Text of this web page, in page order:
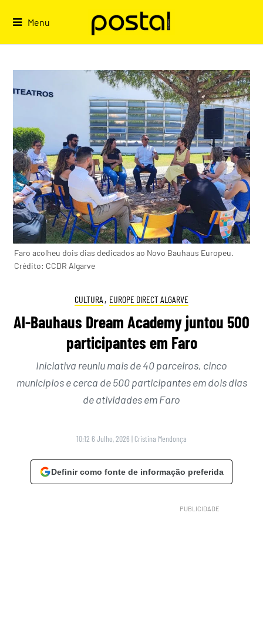
Menu
Faro acolheu dois dias dedicados ao Novo Bauhaus Europeu.
Crédito: CCDR Algarve
CULTURA , EUROPE DIRECT ALGARVE
Al-Bauhaus Dream Academy juntou 500
participantes em Faro
Iniciativa reuniu mais de 40 parceiros, cinco
municípios e cerca de 500 participantes em dois dias
de atividades em Faro
10:12 6 Julho, 2026 | Cristina Mendonça
Definir como fonte de informação preferida